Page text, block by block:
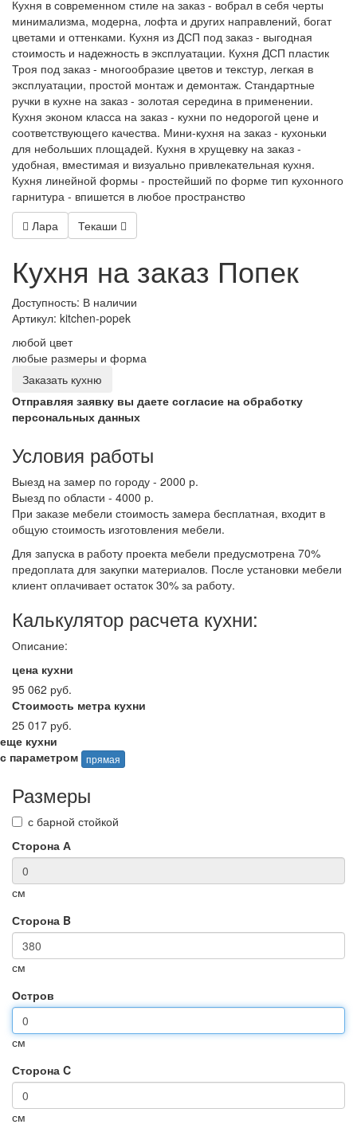
Кухня в современном стиле на заказ - вобрал в себя черты
минимализма, модерна, лофта и других направлений, богат
цветами и оттенками. Кухня из ДСП под заказ - выгодная
стоимость и надежность в эксплуатации. Кухня ДСП пластик
Троя под заказ - многообразие цветов и текстур, легкая в
эксплуатации, простой монтаж и демонтаж. Стандартные
ручки в кухне на заказ - золотая середина в применении.
Кухня эконом класса на заказ - кухни по недорогой цене и
соответствующего качества. Мини-кухня на заказ - кухоньки
для небольших площадей. Кухня в хрущевку на заказ -
удобная, вместимая и визуально привлекательная кухня.
Кухня линейной формы - простейший по форме тип кухонного
гарнитура - впишется в любое пространство
Лара
Текаши
Кухня на заказ Попек
Доступность: В наличии
Артикул: kitchen-popek
любой цвет
любые размеры и форма
Заказать кухню
Отправляя заявку вы даете согласие на обработку
персональных данных
Условия работы
Выезд на замер по городу - 2000 р.
Выезд по области - 4000 р.
При заказе мебели стоимость замера бесплатная, входит в
общую стоимость изготовления мебели.
Для запуска в работу проекта мебели предусмотрена 70%
предоплата для закупки материалов. После установки мебели
клиент оплачивает остаток 30% за работу.
Калькулятор расчета кухни:
Описание:
цена кухни
95 062 руб.
Стоимость метра кухни
25 017 руб.
еще кухни
с параметром прямая
Размеры
с барной стойкой
Сторона А
см
Сторона B
см
Остров
см
Сторона C
см